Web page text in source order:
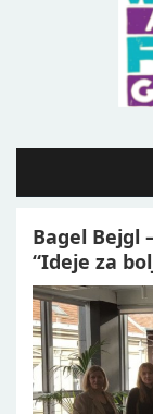
Bagel Bejgl
“Ideje za